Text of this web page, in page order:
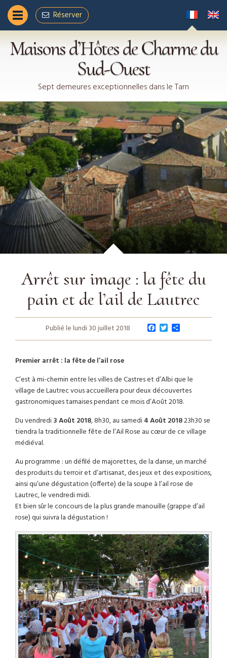
Réservez votre séjour en ligne
Nous contacter
Réserver
Maisons d’Hôtes de Charme du
Sud-Ouest
Sept demeures exceptionnelles dans le Tarn
Arrêt sur image : la fête du
pain et de l’ail de Lautrec
Publié le lundi 30 juillet 2018 F
a
c
o
k
T
w
i
r
P
a
r
e
r
Premier arrêt : la fête de l’ail rose
C’est à mi-chemin entre les villes de Castres et d’Albi que le
village de Lautrec vous accueillera pour deux découvertes
gastronomiques tarnaises pendant ce mois d’Août 2018.
Du vendredi3 Août 2018, 8h30, au samedi4 Août 201823h30 se
tiendra la traditionnelle fête de l’Ail Rose au cœur de ce village
médiéval.
Au programme : un défilé de majorettes, de la danse, un marché
des produits du terroir et d’artisanat, des jeux et des expositions,
ainsi qu’une dégustation (offerte) de la soupe à l’ail rose de
Lautrec, le vendredi midi.
Et bien sûr le concours de la plus grande manouille (grappe d’ail
rose) qui suivra la dégustation !